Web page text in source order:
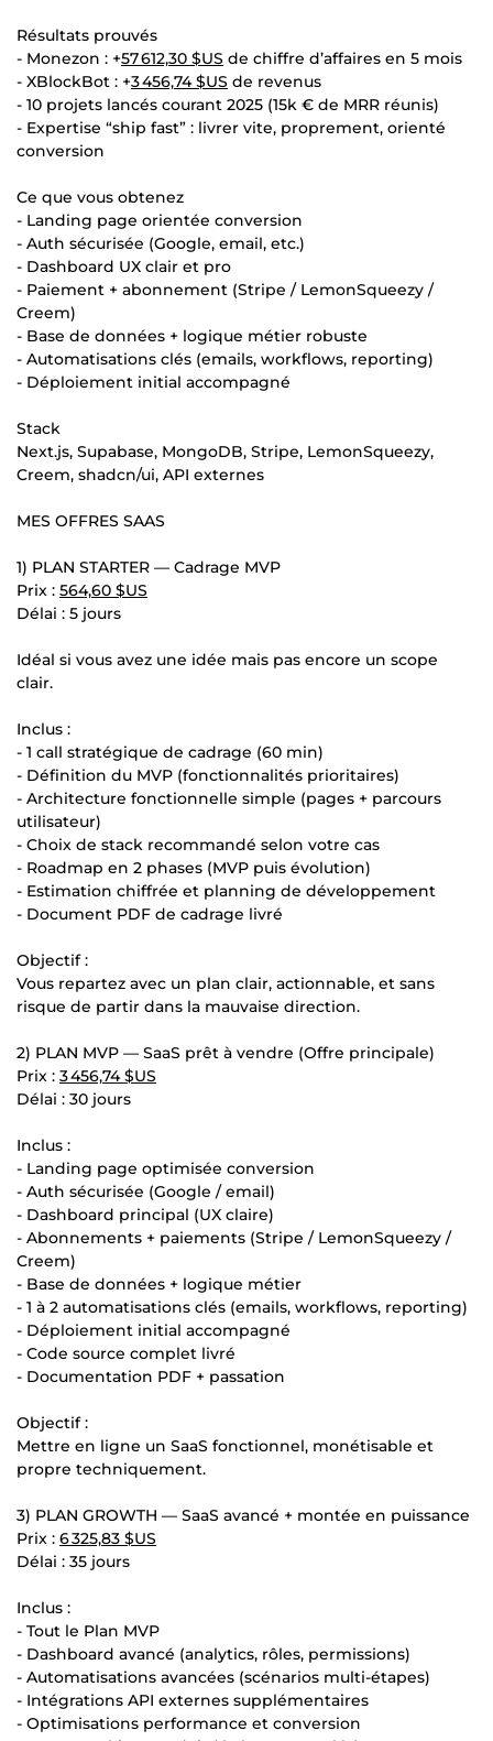
Résultats prouvés
- Monezon : +57 612,30 $US de chiffre d’affaires en 5 mois
- XBlockBot : +3 456,74 $US de revenus
- 10 projets lancés courant 2025 (15k € de MRR réunis)
- Expertise “ship fast” : livrer vite, proprement, orienté
conversion
Ce que vous obtenez
- Landing page orientée conversion
- Auth sécurisée (Google, email, etc.)
- Dashboard UX clair et pro
- Paiement + abonnement (Stripe / LemonSqueezy /
Creem)
- Base de données + logique métier robuste
- Automatisations clés (emails, workflows, reporting)
- Déploiement initial accompagné
Stack
Next.js, Supabase, MongoDB, Stripe, LemonSqueezy,
Creem, shadcn/ui, API externes
MES OFFRES SAAS
1) PLAN STARTER — Cadrage MVP
Prix : 564,60 $US
Délai : 5 jours
Idéal si vous avez une idée mais pas encore un scope
clair.
Inclus :
- 1 call stratégique de cadrage (60 min)
- Définition du MVP (fonctionnalités prioritaires)
- Architecture fonctionnelle simple (pages + parcours
utilisateur)
- Choix de stack recommandé selon votre cas
- Roadmap en 2 phases (MVP puis évolution)
- Estimation chiffrée et planning de développement
- Document PDF de cadrage livré
Objectif :
Vous repartez avec un plan clair, actionnable, et sans
risque de partir dans la mauvaise direction.
2) PLAN MVP — SaaS prêt à vendre (Offre principale)
Prix : 3 456,74 $US
Délai : 30 jours
Inclus :
- Landing page optimisée conversion
- Auth sécurisée (Google / email)
- Dashboard principal (UX claire)
- Abonnements + paiements (Stripe / LemonSqueezy /
Creem)
- Base de données + logique métier
- 1 à 2 automatisations clés (emails, workflows, reporting)
- Déploiement initial accompagné
- Code source complet livré
- Documentation PDF + passation
Objectif :
Mettre en ligne un SaaS fonctionnel, monétisable et
propre techniquement.
3) PLAN GROWTH — SaaS avancé + montée en puissance
Prix : 6 325,83 $US
Délai : 35 jours
Inclus :
- Tout le Plan MVP
- Dashboard avancé (analytics, rôles, permissions)
- Automatisations avancées (scénarios multi-étapes)
- Intégrations API externes supplémentaires
- Optimisations performance et conversion